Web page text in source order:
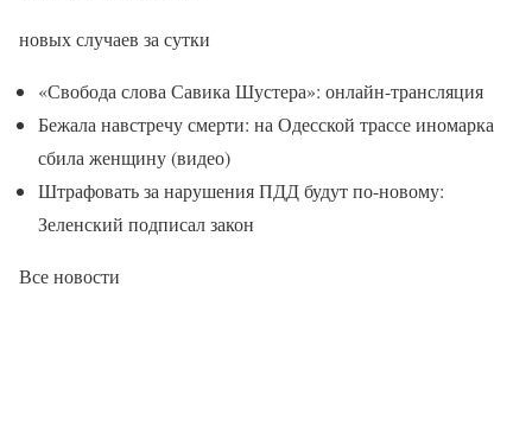
новых случаев за сутки
«Свобода слова Савика Шустера»: онлайн-трансляция
Бежала навстречу смерти: на Одесской трассе иномарка
сбила женщину (видео)
Штрафовать за нарушения ПДД будут по-новому:
Зеленский подписал закон
Все новости